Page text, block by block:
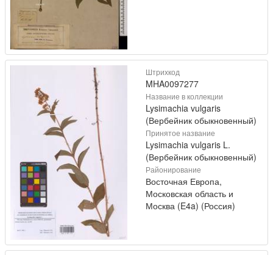
Штрихкод
MHA0097277
Название в коллекции
Lysimachia vulgaris
(Вербейник обыкновенный)
Принятое название
Lysimachia vulgaris L.
(Вербейник обыкновенный)
Районирование
Восточная Европа,
Московская область и
Москва (E4a) (Россия)